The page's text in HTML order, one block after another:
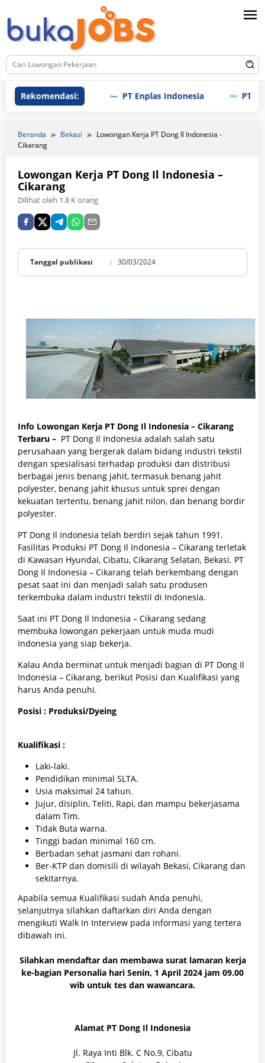
ke
konten
Rekomendasi: PT Enplas Indonesia PT TPI
Beranda Bekasi
Lowongan Kerja PT Dong Il Indonesia -
Cikarang
Lowongan Kerja PT Dong Il Indonesia –
Cikarang
Dilihat oleh 1.8 K orang
Tanggal publikasi : 30/03/2024
Info Lowongan Kerja PT Dong Il Indonesia – Cikarang
Terbaru – PT Dong Il Indonesia adalah salah satu
perusahaan yang bergerak dalam bidang industri tekstil
dengan spesialisasi terhadap produksi dan distribusi
berbagai jenis benang jahit, termasuk benang jahit
polyester, benang jahit khusus untuk sprei dengan
kekuatan tertentu, benang jahit nilon, dan benang bordir
polyester.
PT Dong Il Indonesia telah berdiri sejak tahun 1991.
Fasilitas Produksi PT Dong Il Indonesia – Cikarang terletak
di Kawasan Hyundai, Cibatu, Cikarang Selatan, Bekasi. PT
Dong Il Indonesia – Cikarang telah berkembang dengan
pesat saat ini dan menjadi salah satu produsen
terkembuka dalam industri tekstil di Indonesia.
Saat ini PT Dong Il Indonesia – Cikarang sedang
membuka lowongan pekerjaan untuk muda mudi
Indonesia yang siap bekerja.
Kalau Anda berminat untuk menjadi bagian di PT Dong Il
Indonesia – Cikarang, berikut Posisi dan Kualifikasi yang
harus Anda penuhi.
Posisi : Produksi/Dyeing
Kualifikasi :
Laki-laki.
Pendidikan minimal SLTA.
Usia maksimal 24 tahun.
Jujur, disiplin, Teliti, Rapi, dan mampu bekerjasama
dalam Tim.
Tidak Buta warna.
Tinggi badan minimal 160 cm.
Berbadan sehat jasmani dan rohani.
Ber-KTP dan domisili di wilayah Bekasi, Cikarang dan
sekitarnya.
Apabila semua Kualifikasi sudah Anda penuhi,
selanjutnya silahkan daftarkan diri Anda dengan
mengikuti Walk In Interview pada informasi yang tertera
dibawah ini.
Silahkan mendaftar dan membawa surat lamaran kerja
ke-bagian Personalia hari Senin, 1 April 2024 jam 09.00
wib untuk tes dan wawancara.
Alamat PT Dong Il Indonesia
Jl. Raya Inti Blk. C No.9, Cibatu